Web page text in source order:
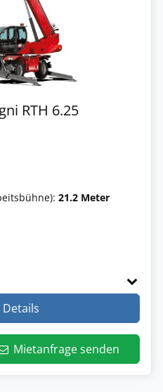
RTH 6.25
21.2 Meter
Mietanfrage senden